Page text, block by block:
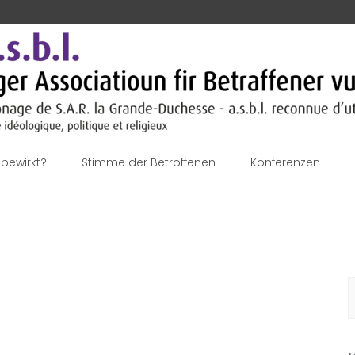
Stimme der Betroffenen Konferenzen